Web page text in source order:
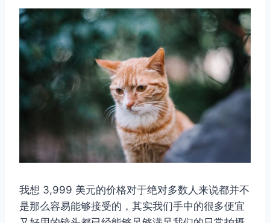
我想 3,999 美元的价格对于绝对多数人来说都并不
是那么容易能够接受的，其实我们手中的很多便宜